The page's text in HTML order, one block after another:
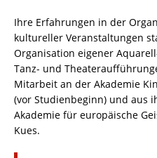
Ihre Erfahrungen in der
kultureller Veranstaltungen
Organisation eigener
Tanz- und
Mitarbeit an der Akademie
(vor Studienbeginn) und aus
Akademie für europäische
Kues.